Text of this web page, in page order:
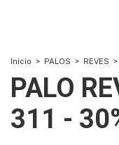
Inicio > PALOS > REVES >
PALO
311 -